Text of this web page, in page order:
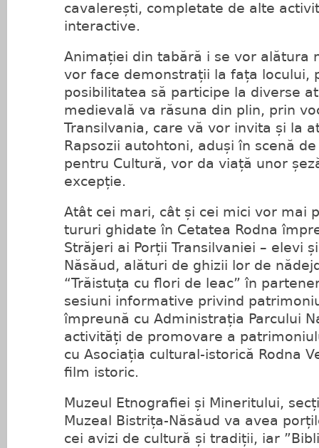
cavalerești, completate de alte
interactive.
Animației din tabără i se vor alătura
vor face demonstrații la fața locului,
posibilitatea să participe la diverse
medievală va răsuna din plin, prin
Transilvania, care vă vor invita și la
Rapsozii autohtoni, aduși în scenă
pentru Cultură, vor da viață unor
excepție.
Atât cei mari, cât și cei mici vor mai
tururi ghidate în Cetatea Rodna
Străjeri ai Porții Transilvaniei – elevi
Năsăud, alături de ghizii lor de
“Trăistuța cu flori de leac” în
sesiuni informative privind
împreună cu Administrația Parcului
activități de promovare a
cu Asociația cultural-istorică Rodna
film istoric.
Muzeul Etnografiei și Mineritului,
Muzeal Bistrița-Năsăud va avea
cei avizi de cultură și tradiții, iar